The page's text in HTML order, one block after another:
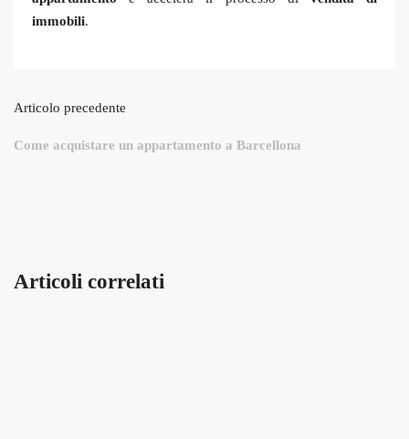
immobili.
Articolo precedente
Come acquistare un appartamento a Barcellona
Articoli correlati